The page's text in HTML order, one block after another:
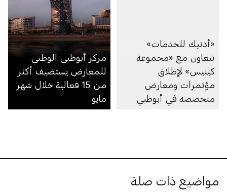
«أدنيك للخدمات»
تتعاون مع «مجموعة
كينيس» لإطلاق
مؤتمرات ومعارض
متخصصة في أبوظبي
مركز أبوظبي الوطني
للمعارض يستضيف أكثر
من 15 فعالية خلال شهر
مايو
مواضيع ذات صلة